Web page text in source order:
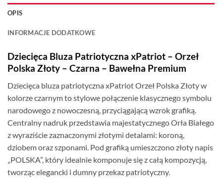
OPIS
INFORMACJE DODATKOWE
Dziecięca Bluza Patriotyczna xPatriot – Orzeł
Polska Złoty – Czarna – Bawełna Premium
Dziecięca bluza patriotyczna xPatriot Orzeł Polska Złoty w
kolorze czarnym to stylowe połączenie klasycznego symbolu
narodowego z nowoczesną, przyciągającą wzrok grafiką.
Centralny nadruk przedstawia majestatycznego Orła Białego
z wyraziście zaznaczonymi złotymi detalami: koroną,
dziobem oraz szponami. Pod grafiką umieszczono złoty napis
„POLSKA”, który idealnie komponuje się z całą kompozycją,
tworząc elegancki i dumny przekaz patriotyczny.